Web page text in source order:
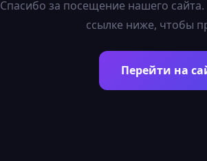
Спасибо за посещение нашего
ссылке ниже, чтобы
Перейти на